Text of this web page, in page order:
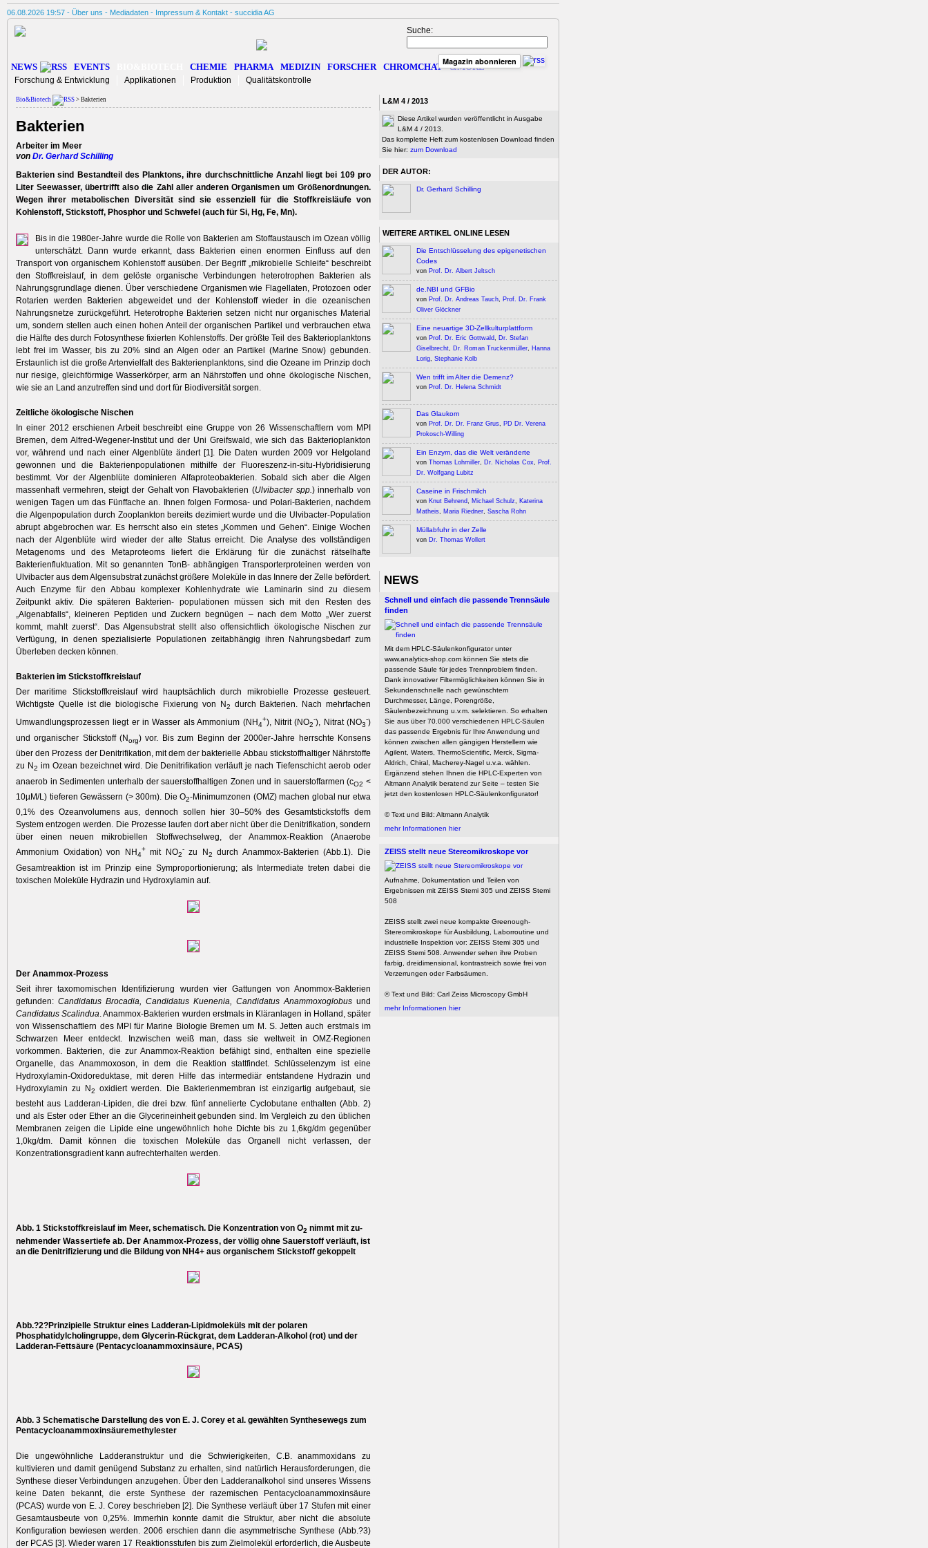
06.08.2026 19:57 - Über uns - Mediadaten - Impressum & Kontakt - succidia AG
Suche:
Magazin abonnieren
NEWS EVENTS CHEMIE PHARMA MEDIZIN FORSCHER CHROMCHAT &MORE
Forschung & Entwicklung Applikationen Produktion Qualitätskontrolle
Bio&Biotech > Bakterien
Bakterien
Arbeiter im Meer
von Dr. Gerhard Schilling
Bakterien sind Bestandteil des Planktons, ihre durchschnittliche Anzahl liegt bei 109 pro
Liter Seewasser, übertrifft also die Zahl aller anderen Organismen um Größenordnungen.
Wegen ihrer metabolischen Diversität sind sie essenziell für die Stoffkreisläufe von
Kohlenstoff, Stickstoff, Phosphor und Schwefel (auch für Si, Hg, Fe, Mn).
Bis in die 1980er-Jahre wurde die Rolle von Bakterien am Stoffaustausch im Ozean ­völlig
unterschätzt. Dann wurde erkannt, dass Bakterien einen enormen Einfluss auf den
Transport von organischem Kohlenstoff ausüben. Der Begriff „mikrobielle Schleife“ beschreibt
den Stoffkreislauf, in dem gelöste organische Verbindungen heterotrophen Bakterien als
Nahrungsgrundlage dienen. Über verschiedene Organismen wie Flagellaten, Protozoen oder
Rotarien werden Bakterien abgeweidet und der Kohlenstoff wieder in die ozeanischen
Nahrungsnetze zurückgeführt. Heterotrophe Bakterien setzen nicht nur organisches Material
um, sondern stellen auch einen hohen Anteil der organischen Partikel und verbrauchen etwa
die Hälfte des durch Fotosynthese fixierten Kohlenstoffs. Der größte Teil des Bakterioplanktons
lebt frei im Wasser, bis zu 20% sind an Algen oder an Partikel (Marine Snow) gebunden.
Erstaunlich ist die große Artenvielfalt des Bakterienplanktons, sind die Ozeane im Prinzip doch
nur riesige, gleichförmige Wasserkörper, arm an Nährstoffen und ohne ökologische Nischen,
wie sie an Land anzutreffen sind und dort für Biodiversität sorgen.
Zeitliche ökologische Nischen
In einer 2012 erschienen Arbeit beschreibt eine Gruppe von 26 Wissenschaftlern vom MPI
Bremen, dem Alfred-Wegener-Institut und der Uni Greifswald, wie sich das Bakterioplankton
vor, während und nach einer Algenblüte ändert [1]. Die Daten wurden 2009 vor Helgoland
gewonnen und die Bakterienpopulationen mithilfe der Fluoreszenz-in-situ-Hybridisierung
bestimmt. Vor der Algenblüte dominieren Alfaproteobakterien. Sobald sich aber die Algen
massenhaft vermehren, steigt der Gehalt von Flavobakterien (Ulvibacter spp.) innerhalb von
wenigen Tagen um das Fünffache an. Ihnen folgen Formosa- und Polari-­Bakterien, nachdem
die Algenpopulation durch Zooplankton bereits dezimiert wurde und die Ulvibacter-Population
abrupt abgebrochen war. Es herrscht also ein stetes „Kommen und Gehen“. Einige Wochen
nach der Algenblüte wird wieder der alte Status erreicht. Die Analyse des vollständigen
Metagenoms und des Meta­proteoms liefert die Erklärung für die zunächst rätselhafte
Bakterienfluktuation. Mit so genannten TonB- abhängigen Transporterproteinen werden von
Ulvibacter aus dem Algensubstrat zunächst größere Moleküle in das Innere der Zelle befördert.
Auch Enzyme für den Abbau komplexer Kohlenhydrate wie Laminarin sind zu diesem
Zeitpunkt aktiv. Die späteren Bakterien-­ populationen müssen sich mit den Resten des
„Algenabfalls“, kleineren Peptiden und Zuckern begnügen – nach dem Motto „Wer zuerst
kommt, mahlt zuerst“. Das Algensubstrat stellt also offensichtlich ökologische Nischen zur
Verfügung, in denen spezialisierte Populationen zeitabhängig ihren Nahrungsbedarf zum
Überleben ­decken können.
Bakterien im Stickstoffkreislauf
Der maritime Stickstoffkreislauf wird hauptsächlich durch mikrobielle Prozesse gesteuert.
Wichtigste Quelle ist die biologische Fixierung von N2
durch Bakterien. Nach mehrfachen
Umwandlungsprozessen liegt er in Wasser als Ammonium (NH4
+), Nitrit (NO2
-), Nitrat (NO3
-)
und organischer ­Stickstoff (Norg) vor. Bis zum Beginn der 2000er-Jahre herrschte Konsens
über den Prozess der Denitrifikation, mit dem der bakterielle Abbau stickstoffhaltiger Nährstoffe
zu N2 im Ozean bezeichnet wird. Die Denitrifikation verläuft je nach Tiefenschicht aerob oder
anaerob in Sedimenten unterhalb der sauerstoffhaltigen Zonen und in sauerstoffarmen (cO2 <
10µM/L) tieferen Gewässern (> 300m). Die O2-Minimumzonen (OMZ) machen global nur ­etwa
0,1% des Ozeanvolumens aus, dennoch sollen hier 30–50% des Gesamtstickstoffs dem
System entzogen werden. Die Prozesse laufen dort aber nicht über die Denitrifi­kation, sondern
über einen neuen mikrobiellen Stoffwechselweg, der Anammox-Reaktion (Anaerobe
Ammonium Oxidation) von NH4
+mit NO2
-zu N2
durch Anammox-Bakterien (Abb.1). Die
Gesamtreaktion ist im Prinzip eine Symproportionierung; als Intermediate treten dabei die
toxischen Moleküle Hydrazin und Hydroxylamin auf.
Der Anammox-Prozess
Seit ihrer taxomomischen Identifizierung wurden vier Gattungen von Anommox-Bakterien
gefunden: Candidatus Brocadia, Candidatus Kuenenia, Candidatus Anammoxoglobus und
Candidatus Scalindua . Anammox-Bakterien wurden erstmals in Kläranlagen in Holland, später
von Wissenschaftlern des MPI für Marine Biologie ­Bremen um M. S. Jetten auch erstmals im
Schwarzen Meer entdeckt. Inzwischen weiß man, dass sie weltweit in OMZ-Regionen
vorkommen. Bakterien, die zur Anammox-Reaktion befähigt sind, enthalten eine spezielle
Organelle, das Anammoxoson, in dem die Reaktion stattfindet. Schlüsselenzym ist eine
Hydroxylamin-Oxidoreduktase, mit deren Hilfe das intermediär entstandene Hydrazin und
Hydroxylamin zu N2
oxidiert werden. Die Bakterienmembran ist einzigartig aufgebaut, sie
besteht aus Ladderan-Lipiden, die drei bzw. fünf annelierte Cyclobutane enthalten (Abb. 2)
und als Ester oder Ether an die Glycerineinheit gebunden sind. Im Vergleich zu den üblichen
Membranen zeigen die Lipide eine ungewöhnlich hohe Dichte bis zu 1,6kg/dm gegenüber
1,0kg/dm. Damit können die toxischen Moleküle das Organell nicht verlassen, der
Konzentrationsgradient kann aufrechterhalten werden.
Abb. 1 Stickstoffkreislauf im Meer, schematisch. Die Konzentration von O2 nimmt mit zu­
nehmender Wassertiefe ab. Der Anammox-Prozess, der völlig ohne Sauerstoff verläuft, ist
an die Denitrifizierung und die Bildung von NH4+ aus organischem Stickstoff gekoppelt
Abb.?2?Prinzipielle Struktur eines Ladderan-Lipidmoleküls mit der polaren
Phosphatidylcholingruppe, dem Glycerin-Rückgrat, dem Ladderan-Alkohol (rot) und der
Ladderan-Fettsäure ­(Pentacycloanammoxinsäure, PCAS)
Abb. 3 Schematische Darstellung des von E. J. Corey et al. gewählten Synthesewegs zum
­Pentacycloanammoxinsäuremethylester
Die ungewöhnliche Ladderanstruktur und die Schwierigkeiten, C.B. anammoxidans zu
kultivieren und damit genügend Substanz zu erhalten, sind natürlich Herausforderungen, die
Synthese dieser Verbindungen anzugehen. Über den Ladderan­alkohol sind unseres Wissens
keine Daten bekannt, die erste Synthese der razemischen Pentacycloanammoxinsäure
(PCAS) wurde von E. J. Corey beschrieben [2]. Die Synthese verläuft über 17 Stufen mit einer
Gesamtausbeute von 0,25%. Immerhin konnte ­damit die Struktur, aber nicht die absolute
Konfiguration bewiesen werden. 2006 ­erschien dann die asymmetrische Syn­these (Abb.?3)
der PCAS [3]. Wieder waren 17 Reak­tionsstufen bis zum Zielmolekül erforderlich, die Ausbeute
L&M 4 / 2013
Diese Artikel wurden veröffentlicht in Ausgabe
L&M 4 / 2013.
Das komplette Heft zum kostenlosen Download finden
Sie hier: zum Download
DER AUTOR:
Dr. Gerhard Schilling
WEITERE ARTIKEL ONLINE LESEN
Die Entschlüsselung des epigenetischen
Codes
von Prof. Dr. Albert Jeltsch
de.NBI und GFBio
von Prof. Dr. Andreas Tauch, Prof. Dr. Frank
Oliver Glöckner
Eine neuartige 3D-Zellkulturplattform
von Prof. Dr. Eric Gottwald, Dr. Stefan
Giselbrecht, Dr. Roman Truckenmüller, Hanna
Lorig, Stephanie Kolb
Wen trifft im Alter die Demenz?
von Prof. Dr. Helena Schmidt
Das Glaukom
von Prof. Dr. Dr. Franz Grus, PD Dr. Verena
Prokosch-Willing
Ein Enzym, das die Welt veränderte
von Thomas Lohmiller, Dr. Nicholas Cox, Prof.
Dr. Wolfgang Lubitz
Caseine in Frischmilch
von Knut Behrend, Michael Schulz, Katerina
Matheis, Maria Riedner, Sascha Rohn
Müllabfuhr in der Zelle
von Dr. Thomas Wollert
NEWS
Schnell und einfach die passende Trennsäule
finden
Mit dem HPLC-Säulenkonfigurator unter
www.analytics-shop.com können Sie stets die
passende Säule für jedes Trennproblem finden.
Dank innovativer Filtermöglichkeiten können Sie in
Sekundenschnelle nach gewünschtem
Durchmesser, Länge, Porengröße,
Säulenbezeichnung u.v.m. selektieren. So erhalten
Sie aus über 70.000 verschiedenen HPLC-Säulen
das passende Ergebnis für Ihre Anwendung und
können zwischen allen gängigen Herstellern wie
Agilent, Waters, ThermoScientific, Merck, Sigma-
Aldrich, Chiral, Macherey-Nagel u.v.a. wählen.
Ergänzend stehen Ihnen die HPLC-Experten von
Altmann Analytik beratend zur Seite – testen Sie
jetzt den kostenlosen HPLC-Säulenkonfigurator!
© Text und Bild: Altmann Analytik
mehr Informationen hier
ZEISS stellt neue Stereomikroskope vor
Aufnahme, Dokumentation und Teilen von
Ergebnissen mit ZEISS Stemi 305 und ZEISS Stemi
508
ZEISS stellt zwei neue kompakte Greenough-
Stereomikroskope für Ausbildung, Laborroutine und
industrielle Inspektion vor: ZEISS Stemi 305 und
ZEISS Stemi 508. Anwender sehen ihre Proben
farbig, dreidimensional, kontrastreich sowie frei von
Verzerrungen oder Farbsäumen.
© Text und Bild: Carl Zeiss Microscopy GmbH
mehr Informationen hier